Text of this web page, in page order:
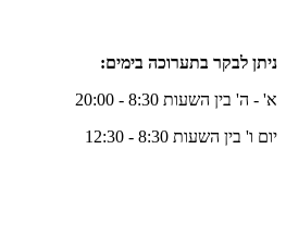
ניתן לבקר בתערוכה בימים:
א' - ה' בין השעות 8:30 - 20:00
יום ו' בין השעות 8:30 - 12:30